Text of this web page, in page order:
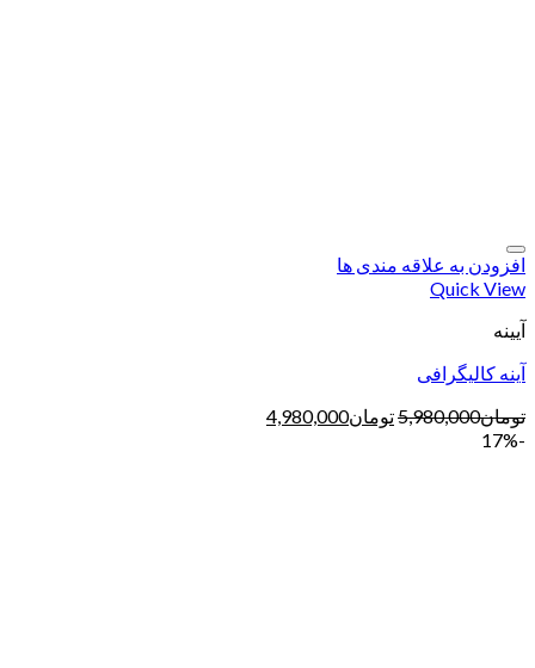
افزودن به علاقه مندی ها
Quick View
آیینه
آینه کالیگرافی
تومان5,980,000تومان4,980,000
-17%